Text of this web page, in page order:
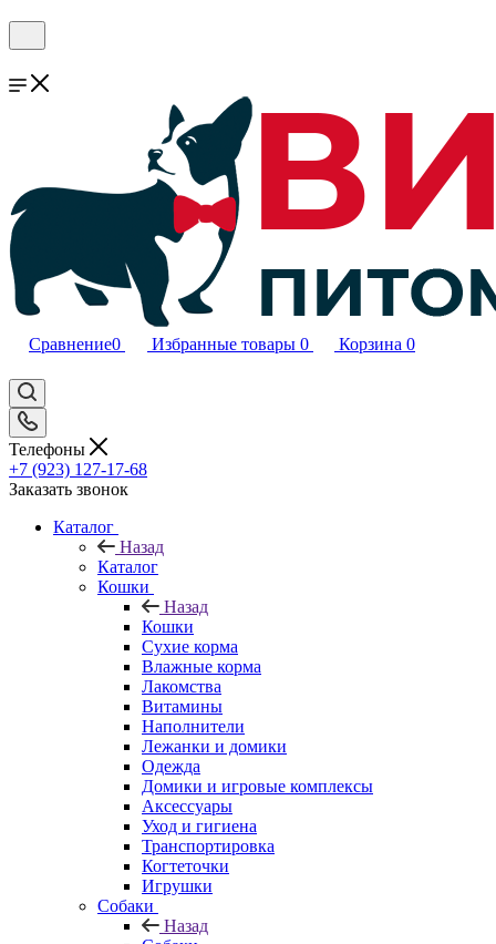
Сравнение0 Избранные товары 0 Корзина 0
Телефоны
+7 (923) 127-17-68
Заказать звонок
Каталог
Назад
Каталог
Кошки
Назад
Кошки
Сухие корма
Влажные корма
Лакомства
Витамины
Наполнители
Лежанки и домики
Одежда
Домики и игровые комплексы
Аксессуары
Уход и гигиена
Транспортировка
Когтеточки
Игрушки
Собаки
Назад